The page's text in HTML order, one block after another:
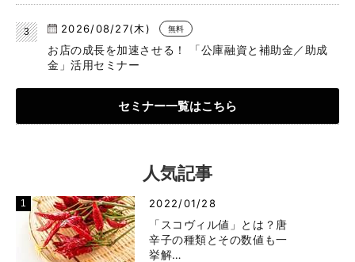
2026/08/27(木) 無料
お店の成長を加速させる！ 「公庫融資と補助金／助成
金」活用セミナー
セミナー一覧はこちら
人気記事
2022/01/28
「スコヴィル値」とは？唐
辛子の種類とその数値も一
挙解…